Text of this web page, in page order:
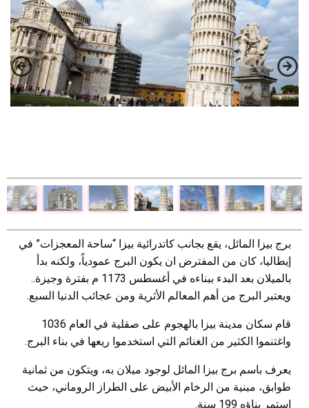
برج بيزا المائل، يقع بجانب كاتدرائية بيزا “ساحة المعجزات” في
إيطاليا، كان من المفترض ان يكون البرج عمودياً، ولكنه بدأ
بالميلان بعد البدء ببناءه في أغسطس 1173 م بفترة وجيزة..
ويعتبر البرج من أهم المعالم الأثرية ومن عجائب الدنيا السبع.
قام سكان مدينة بيزا بالهجوم على صقلية في العام 1036
واغتنموا الكثير من الغنائم التي استخدموا ريعها في بناء البرج.
يعرف باسم برج بيزا المائل لوجود ميلان به، ويتكون من ثمانية
طوابق، مبنية من الرخام الأبيض على الطراز الروماني، حيث
استمر بناؤه 199 سنة.